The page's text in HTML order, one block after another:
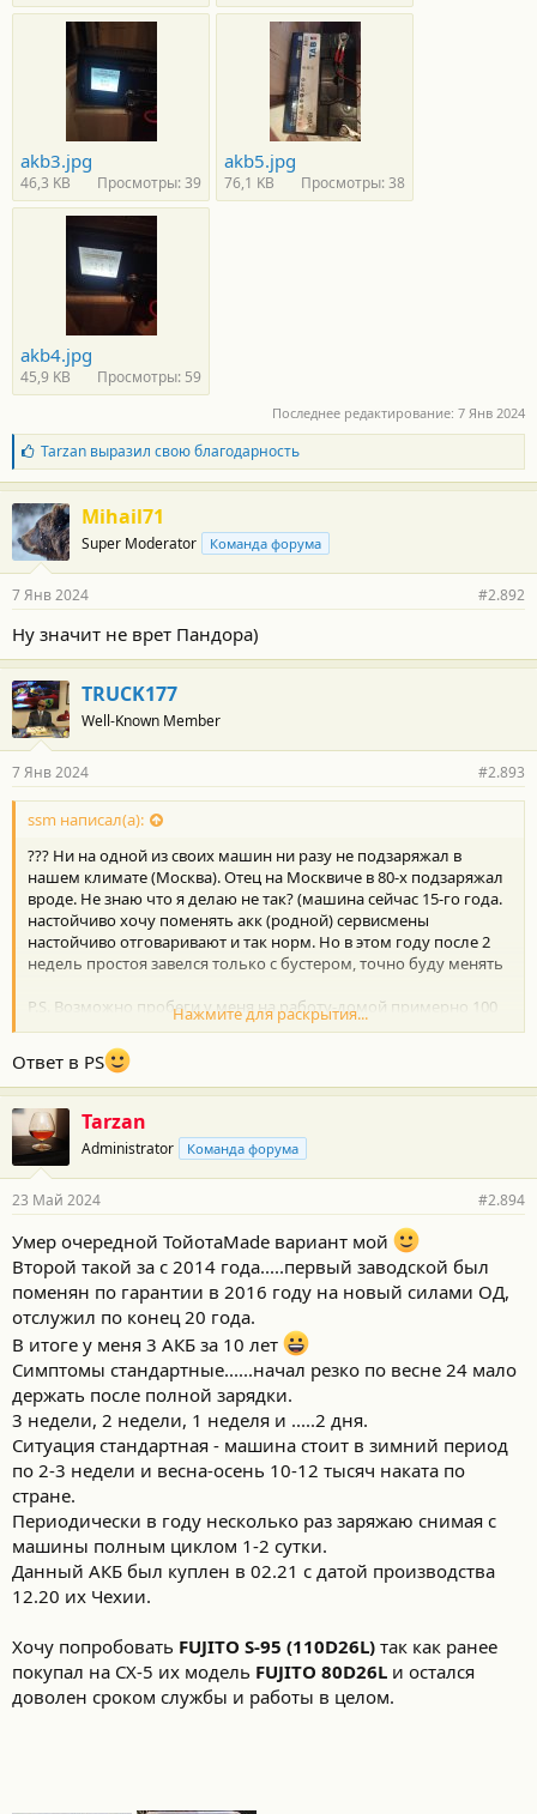
akb3.jpg
46,3 KB Просмотры: 39
akb5.jpg
76,1 KB Просмотры: 38
akb4.jpg
45,9 KB Просмотры: 59
Последнее редактирование: 7 Янв 2024
Б
л
а
г
о
д
а
н
с
т
и
:
Tarzanвыразил свою благодарность
Mihail71
Super Moderator Команда форума
7 Янв 2024 #2.892
Ну значит не врет Пандора)
TRUCK177
Well-Known Member
7 Янв 2024 #2.893
ssm написал(а):
??? Ни на одной из своих машин ни разу не подзаряжал в
нашем климате (Москва). Отец на Москвиче в 80-х подзаряжал
вроде. Не знаю что я делаю не так? (машина сейчас 15-го года.
настойчиво хочу поменять акк (родной) сервисмены
настойчиво отговаривают и так норм. Но в этом году после 2
недель простоя завелся только с бустером, точно буду менять
P.S. Возможно пробеги у меня на работу-домой примерно 100
км в день
Нажмите для раскрытия...
Ответ в PS
Tarzan
Administrator Команда форума
23 Май 2024 #2.894
Умер очередной ТойотаMade вариант мой
Второй такой за с 2014 года.....первый заводской был
поменян по гарантии в 2016 году на новый силами ОД,
отслужил по конец 20 года.
В итоге у меня 3 АКБ за 10 лет
Симптомы стандартные......начал резко по весне 24 мало
держать после полной зарядки.
3 недели, 2 недели, 1 неделя и .....2 дня.
Ситуация стандартная - машина стоит в зимний период
по 2-3 недели и весна-осень 10-12 тысяч наката по
стране.
Периодически в году несколько раз заряжаю снимая с
машины полным циклом 1-2 сутки.
Данный АКБ был куплен в 02.21 с датой производства
12.20 их Чехии.
Хочу попробовать FUJITO S-95 (110D26L) так как ранее
покупал на СХ-5 их модель FUJITO 80D26L и остался
доволен сроком службы и работы в целом.